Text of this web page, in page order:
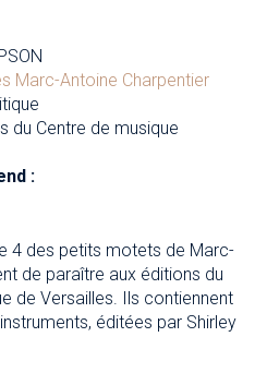
Marc-Antoine Charpentier
du Centre de musique
:
4 des petits motets de Marc-
de paraître aux éditions du
de Versailles. Ils contiennent
éditées par Shirley